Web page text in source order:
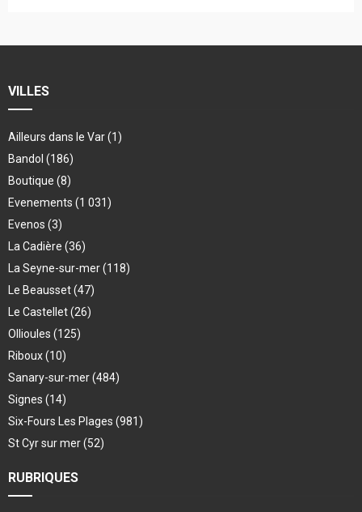
VILLES
Ailleurs dans le Var(1)
Bandol (186)
Boutique (8)
Evenements (1 031)
Evenos (3)
La Cadière (36)
La Seyne-sur-mer(118)
Le Beausset(47)
Le Castellet(26)
Ollioules (125)
Riboux(10)
Sanary-sur-mer(484)
Signes (14)
Six-Fours Les Plages (981)
St Cyr sur mer(52)
RUBRIQUES